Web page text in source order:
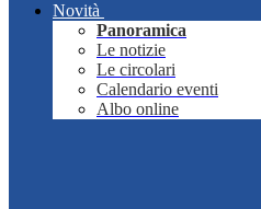
Novità
Panoramica
Le notizie
Le circolari
Calendario eventi
Albo online